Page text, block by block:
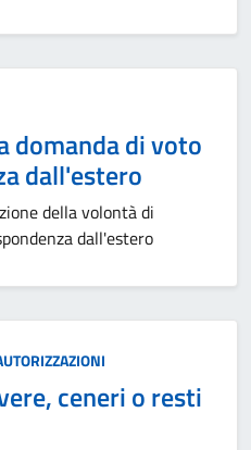
domanda di voto
dall'estero
della volontà di
dall'estero
ceneri o resti